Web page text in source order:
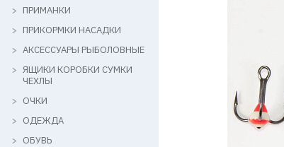
ПРИМАНКИ
ПРИКОРМКИ НАСАДКИ
АКСЕССУАРЫ РЫБОЛОВНЫЕ
ЯЩИКИ КОРОБКИ СУМКИ
ЧЕХЛЫ
ОЧКИ
ОДЕЖДА
ОБУВЬ